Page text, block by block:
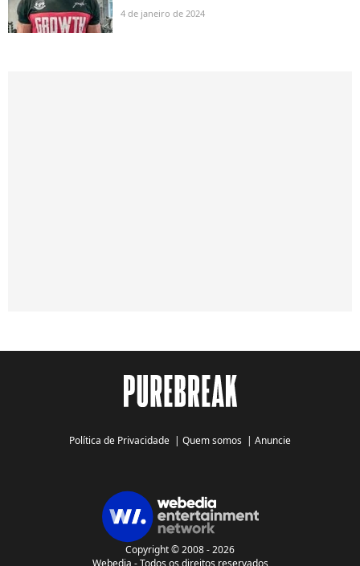
4 de janeiro de 2024
Política de Privacidade | Quem somos | Anuncie
Copyright © 2008 - 2026
Webedia - Todos os direitos reservados